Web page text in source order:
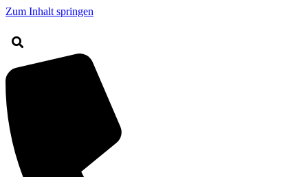
Zum Inhalt springen